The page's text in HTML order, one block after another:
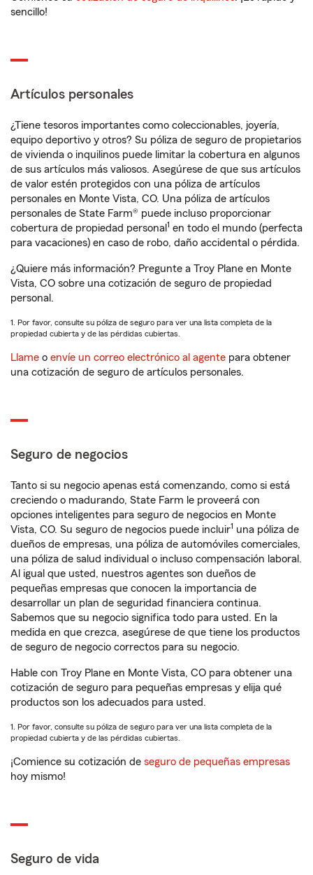
sencillo!
Artículos personales
¿Tiene tesoros importantes como coleccionables, joyería,
equipo deportivo y otros? Su póliza de seguro de propietarios
de vivienda o inquilinos puede limitar la cobertura en algunos
de sus artículos más valiosos. Asegúrese de que sus artículos
de valor estén protegidos con una póliza de artículos
personales en Monte Vista, CO. Una póliza de artículos
personales de State Farm® puede incluso proporcionar
cobertura de propiedad personal 1 en todo el mundo (perfecta
para vacaciones) en caso de robo, daño accidental o pérdida.
¿Quiere más información? Pregunte a Troy Plane en Monte
Vista, CO sobre una cotización de seguro de propiedad
personal.
1. Por favor, consulte su póliza de seguro para ver una lista completa de la
propiedad cubierta y de las pérdidas cubiertas.
Llame o envíe un correo electrónico al agente para obtener
una cotización de seguro de artículos personales.
Seguro de negocios
Tanto si su negocio apenas está comenzando, como si está
creciendo o madurando, State Farm le proveerá con
opciones inteligentes para seguro de negocios en Monte
Vista, CO. Su seguro de negocios puede incluir1 una póliza de
dueños de empresas, una póliza de automóviles comerciales,
una póliza de salud individual o incluso compensación laboral.
Al igual que usted, nuestros agentes son dueños de
pequeñas empresas que conocen la importancia de
desarrollar un plan de seguridad financiera continua.
Sabemos que su negocio significa todo para usted. En la
medida en que crezca, asegúrese de que tiene los productos
de seguro de negocio correctos para su negocio.
Hable con Troy Plane en Monte Vista, CO para obtener una
cotización de seguro para pequeñas empresas y elija qué
productos son los adecuados para usted.
1. Por favor, consulte su póliza de seguro para ver una lista completa de la
propiedad cubierta y de las pérdidas cubiertas.
¡Comience su cotización de seguro de pequeñas empresas
hoy mismo!
Seguro de vida